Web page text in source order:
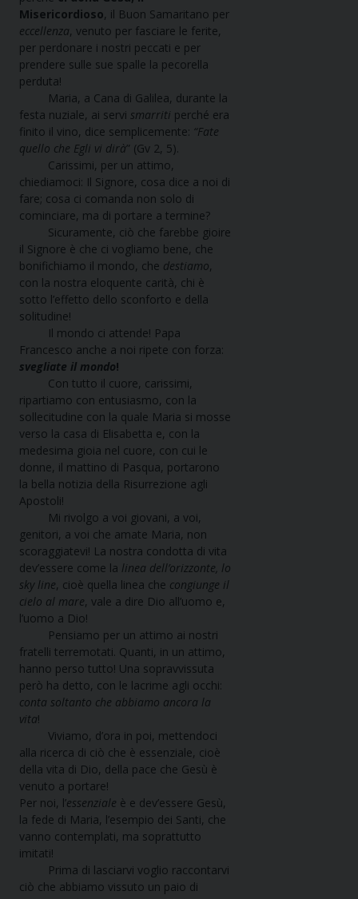
Misericordioso, il Buon Samaritano per
eccellenza, venuto per fasciare le ferite,
per perdonare i nostri peccati e per
prendere sulle sue spalle la pecorella
perduta!
Maria, a Cana di Galilea, durante la
festa nuziale, ai servi smarriti perché era
finito il vino, dice semplicemente: “Fate
quello che Egli vi dirà” (Gv 2, 5).
Carissimi, per un attimo,
chiediamoci: Il Signore, cosa dice a noi di
fare; cosa ci comanda non solo di
cominciare, ma di portare a termine?
Sicuramente, ciò che farebbe gioire
il Signore è che ci vogliamo bene, che
bonifichiamo il mondo, che destiamo,
con la nostra eloquente carità, chi è
sotto l’effetto dello sconforto e della
solitudine!
Il mondo ci attende! Papa
Francesco anche a noi ripete con forza:
svegliate il mondo!
Con tutto il cuore, carissimi,
ripartiamo con entusiasmo, con la
sollecitudine con la quale Maria si mosse
verso la casa di Elisabetta e, con la
medesima gioia nel cuore, con cui le
donne, il mattino di Pasqua, portarono
la bella notizia della Risurrezione agli
Apostoli!
Mi rivolgo a voi giovani, a voi,
genitori, a voi che amate Maria, non
scoraggiatevi! La nostra condotta di vita
dev’essere come la linea dell’orizzonte, lo
sky line, cioè quella linea che congiunge il
cielo al mare, vale a dire Dio all’uomo e,
l’uomo a Dio!
Pensiamo per un attimo ai nostri
fratelli terremotati. Quanti, in un attimo,
hanno perso tutto! Una sopravvissuta
però ha detto, con le lacrime agli occhi:
conta soltanto che abbiamo ancora la
vita!
Viviamo, d’ora in poi, mettendoci
alla ricerca di ciò che è essenziale, cioè
della vita di Dio, della pace che Gesù è
venuto a portare!
Per noi, l’essenziale è e dev’essere Gesù,
la fede di Maria, l’esempio dei Santi, che
vanno contemplati, ma soprattutto
imitati!
Prima di lasciarvi voglio raccontarvi
ciò che abbiamo vissuto un paio di